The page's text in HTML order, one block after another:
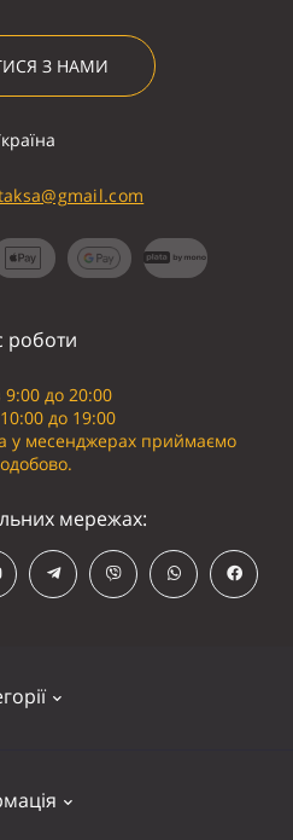
З НАМИ
роботи
до 20:00
до 19:00
у месенджерах приймаємо
мережах: